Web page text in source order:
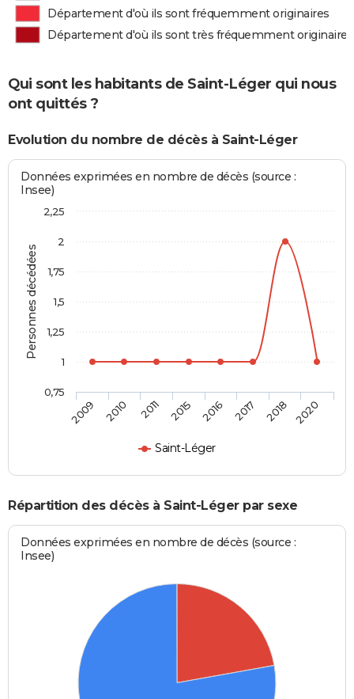
Département d'où ils sont fréquemment originaires
Département d'où ils sont très fréquemment originaires
Qui sont les habitants de Saint-Léger qui nous
ont quittés ?
Evolution du nombre de décès à Saint-Léger
Personnes décédées
Données exprimées en nombre de décès (source :
Insee)
Saint-Léger
2009 2010 2011 2015 2016 2017 2018 2020
0,75
1
1,25
1,5
1,75
2
2,25
Répartition des décès à Saint-Léger par sexe
Données exprimées en nombre de décès (source :
Insee)